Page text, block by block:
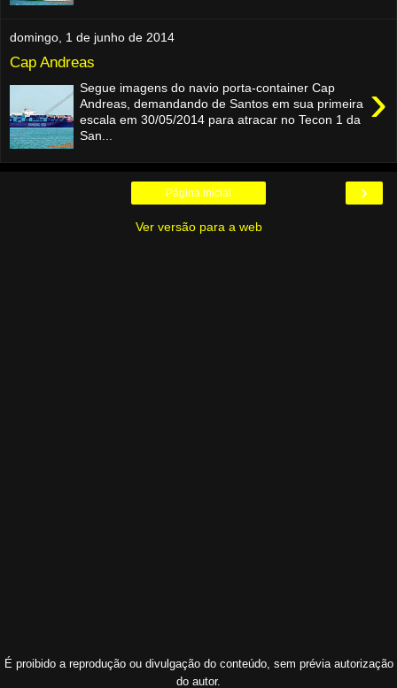
domingo, 1 de junho de 2014
Cap Andreas
›
Segue imagens do navio porta-container Cap
Andreas, demandando de Santos em sua primeira
escala em 30/05/2014 para atracar no Tecon 1 da
San...
›
Página inicial
Ver versão para a web
É proibido a reprodução ou divulgação do conteúdo, sem prévia autorização
do autor.